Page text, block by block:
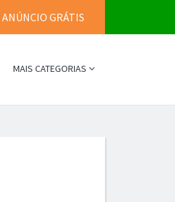
GRÁTIS
MAIS CATEGORIAS